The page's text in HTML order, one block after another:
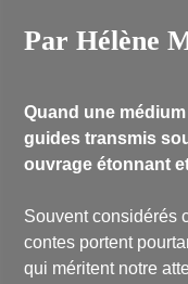
Par Hélène
Quand une
guides transmis
ouvrage étonnant
Souvent considérés
contes portent
qui méritent notre